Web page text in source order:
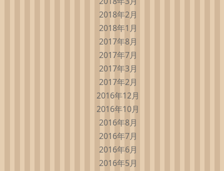
2018年2月
2018年1月
2017年8月
2017年7月
2017年3月
2017年2月
2016年12月
2016年10月
2016年8月
2016年7月
2016年6月
2016年5月